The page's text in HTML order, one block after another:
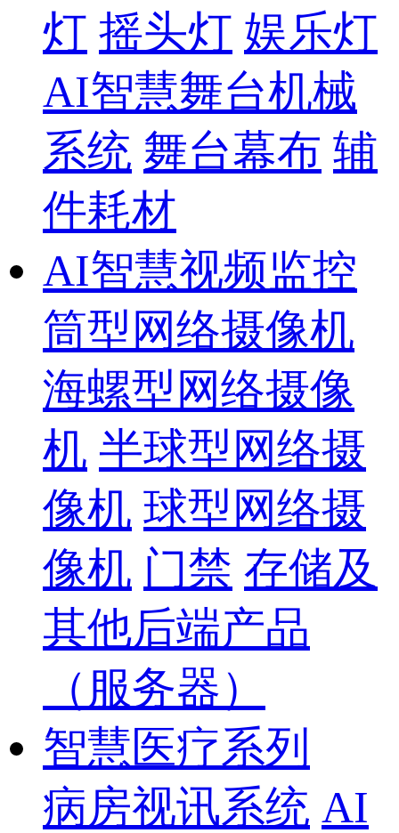
灯 摇头灯 娱乐灯
AI智慧舞台机械
系统 舞台幕布 辅
件耗材
AI智慧视频监控
筒型网络摄像机
海螺型网络摄像
机 半球型网络摄
像机 球型网络摄
像机 门禁 存储及
其他后端产品
（服务器）
智慧医疗系列
病房视讯系统 AI